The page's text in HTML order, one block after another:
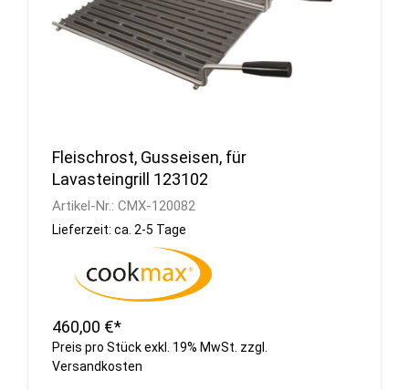
Fleischrost, Gusseisen, für
Lavasteingrill 123102
Artikel-Nr.: CMX-120082
Lieferzeit: ca. 2-5 Tage
460,00 €*
Preis pro Stück exkl. 19% MwSt. zzgl.
Versandkosten